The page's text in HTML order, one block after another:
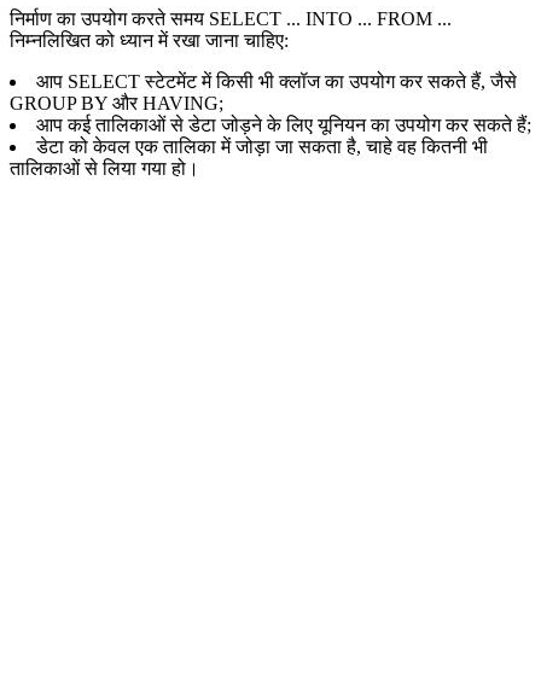
निर्माण का उपयोग करते समय SELECT ... INTO ... FROM ...
निम्नलिखित को ध्यान में रखा जाना चाहिए:
आप SELECT स्टेटमेंट में किसी भी क्लॉज का उपयोग कर सकते हैं, जैसे
GROUP BY और HAVING;
आप कई तालिकाओं से डेटा जोड़ने के लिए यूनियन का उपयोग कर सकते हैं;
डेटा को केवल एक तालिका में जोड़ा जा सकता है, चाहे वह कितनी भी
तालिकाओं से लिया गया हो।